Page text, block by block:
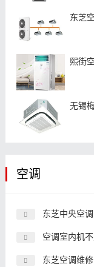
东芝
熙街
无锡
空调
东芝中央空
空调室内机
东芝空调维